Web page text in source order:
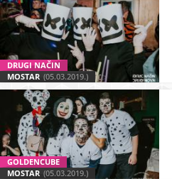
DRUGI NAČIN
MOSTAR (05.03.2019.)
GOLDENCUBE
MOSTAR (05.03.2019.)